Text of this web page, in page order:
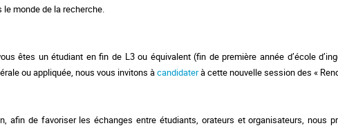
le monde de la recherche.
êtes un étudiant en fin de L3 ou équivalent (fin de première année d’école
ou appliquée, nous vous invitons àcandidaterà cette nouvelle session des «
afin de favoriser leséchanges entre étudiants, orateurs et organisateurs, nous